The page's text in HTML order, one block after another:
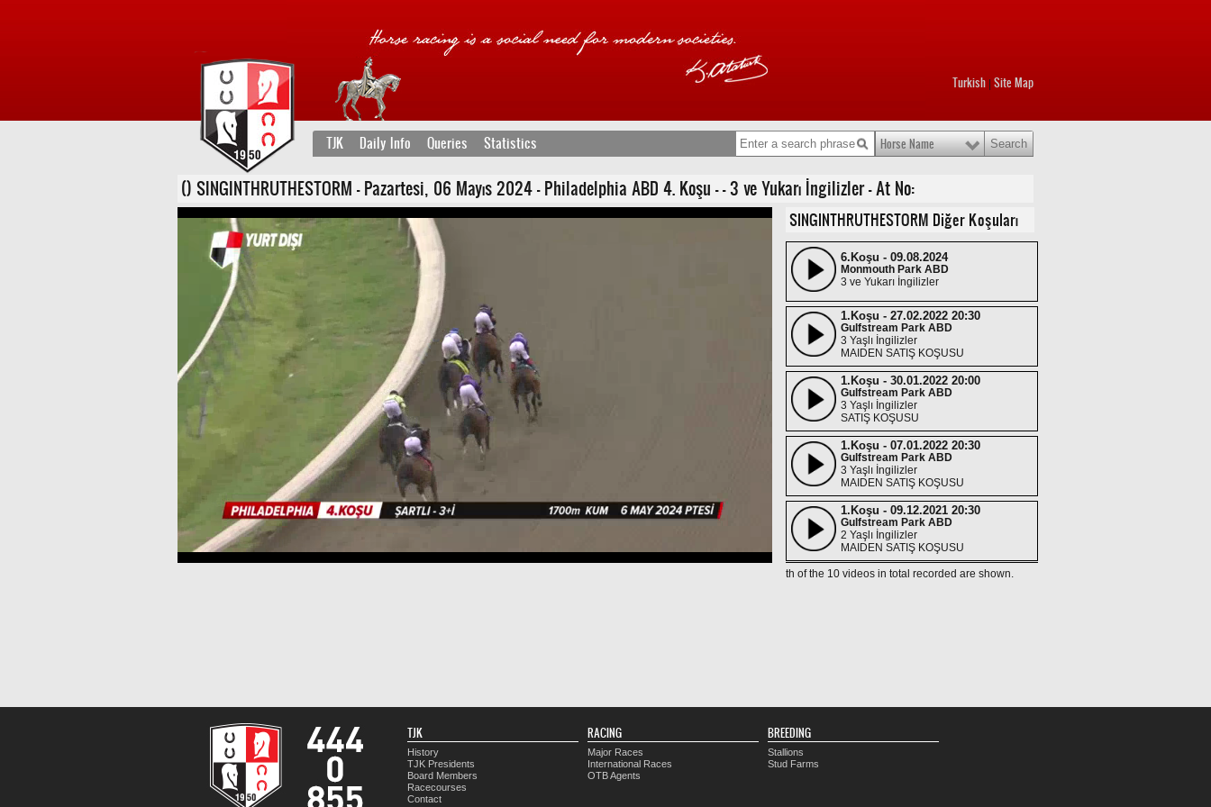
Turkish Site Map
TJK Daily Info Queries Statistics Horse Name
() SINGINTHRUTHESTORM - Pazartesi, 06 Mayıs 2024 - Philadelphia ABD 4. Koşu - - 3 ve Yukarı İngilizler - At No:
SINGINTHRUTHESTORM Diğer Koşuları
6.Koşu - 09.08.2024
Monmouth Park ABD
3 ve Yukarı İngilizler
1.Koşu - 27.02.2022 20:30
Gulfstream Park ABD
3 Yaşlı İngilizler
MAIDEN SATIŞ KOŞUSU
1.Koşu - 30.01.2022 20:00
Gulfstream Park ABD
3 Yaşlı İngilizler
SATIŞ KOŞUSU
1.Koşu - 07.01.2022 20:30
Gulfstream Park ABD
3 Yaşlı İngilizler
MAIDEN SATIŞ KOŞUSU
1.Koşu - 09.12.2021 20:30
Gulfstream Park ABD
2 Yaşlı İngilizler
MAIDEN SATIŞ KOŞUSU
8.Koşu - 21.11.2021
2.Koşu - 01.10.2021
MAIDEN SATIŞ KOŞUSU
th of the 10 videos in total recorded are shown.
TJK
History
TJK Presidents
Board Members
Racecourses
Contact
RACING
Major Races
International Races
OTB Agents
BREEDING
Stallions
Stud Farms